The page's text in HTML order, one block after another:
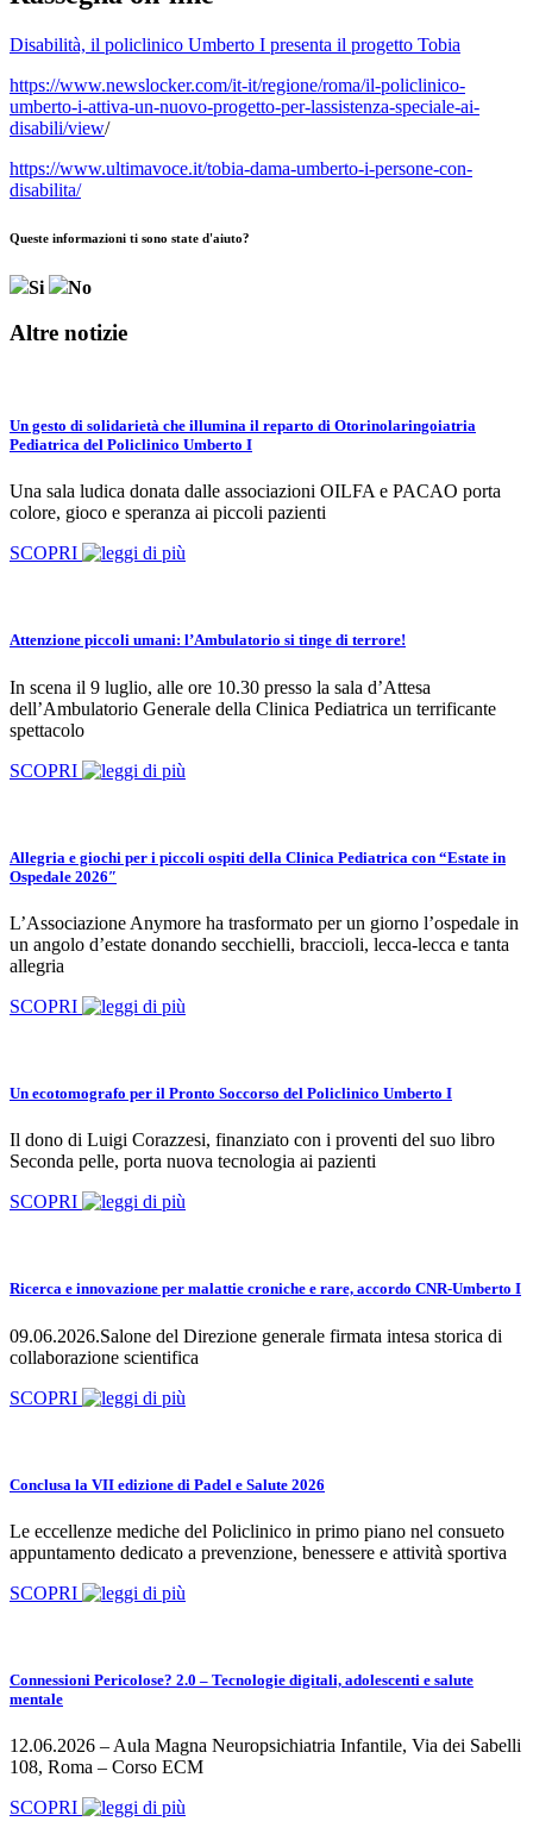
Disabilità, il policlinico Umberto I presenta il progetto Tobia
https://www.newslocker.com/it-it/regione/roma/il-policlinico-
umberto-i-attiva-un-nuovo-progetto-per-lassistenza-speciale-ai-
disabili/view/
https://www.ultimavoce.it/tobia-dama-umberto-i-persone-con-
disabilita/
Queste informazioni ti sono state d'aiuto?
Si No
Altre notizie
Un gesto di solidarietà che illumina il reparto di Otorinolaringoiatria
Pediatrica del Policlinico Umberto I
Una sala ludica donata dalle associazioni OILFA e PACAO porta
colore, gioco e speranza ai piccoli pazienti
SCOPRI
Attenzione piccoli umani: l’Ambulatorio si tinge di terrore!
In scena il 9 luglio, alle ore 10.30 presso la sala d’Attesa
dell’Ambulatorio Generale della Clinica Pediatrica un terrificante
spettacolo
SCOPRI
Allegria e giochi per i piccoli ospiti della Clinica Pediatrica con “Estate in
Ospedale 2026″
L’Associazione Anymore ha trasformato per un giorno l’ospedale in
un angolo d’estate donando secchielli, braccioli, lecca-lecca e tanta
allegria
SCOPRI
Un ecotomografo per il Pronto Soccorso del Policlinico Umberto I
Il dono di Luigi Corazzesi, finanziato con i proventi del suo libro
Seconda pelle, porta nuova tecnologia ai pazienti
SCOPRI
Ricerca e innovazione per malattie croniche e rare, accordo CNR-Umberto I
09.06.2026.Salone del Direzione generale firmata intesa storica di
collaborazione scientifica
SCOPRI
Conclusa la VII edizione di Padel e Salute 2026
Le eccellenze mediche del Policlinico in primo piano nel consueto
appuntamento dedicato a prevenzione, benessere e attività sportiva
SCOPRI
Connessioni Pericolose? 2.0 – Tecnologie digitali, adolescenti e salute
mentale
12.06.2026 – Aula Magna Neuropsichiatria Infantile, Via dei Sabelli
108, Roma – Corso ECM
SCOPRI